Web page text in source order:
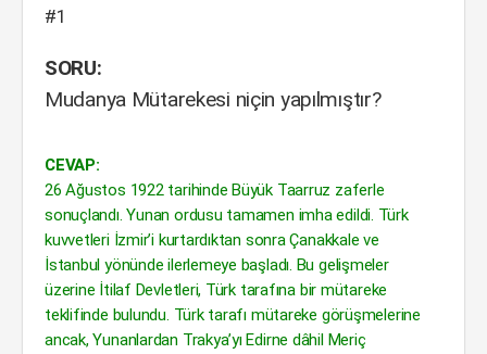
#1
SORU:
Mudanya Mütarekesi niçin yapılmıştır?
CEVAP:
26 Ağustos 1922 tarihinde Büyük Taarruz zaferle
sonuçlandı. Yunan ordusu tamamen imha edildi. Türk
kuvvetleri İzmir’i kurtardıktan sonra Çanakkale ve
İstanbul yönünde ilerlemeye başladı. Bu gelişmeler
üzerine İtilaf Devletleri, Türk tarafına bir mütareke
teklifinde bulundu. Türk tarafı mütareke görüşmelerine
ancak, Yunanlardan Trakya’yı Edirne dâhil Meriç